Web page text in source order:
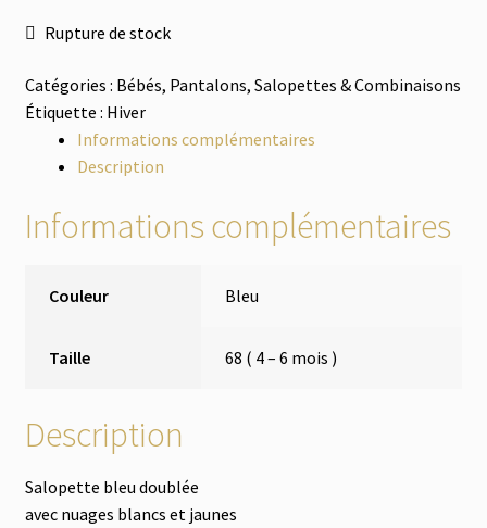
Rupture de stock
Catégories : Bébés, Pantalons, Salopettes & Combinaisons
Étiquette : Hiver
Informations complémentaires
Description
Informations complémentaires
Couleur Bleu
Taille 68 ( 4 – 6 mois )
Description
Salopette bleu doublée
avec nuages blancs et jaunes